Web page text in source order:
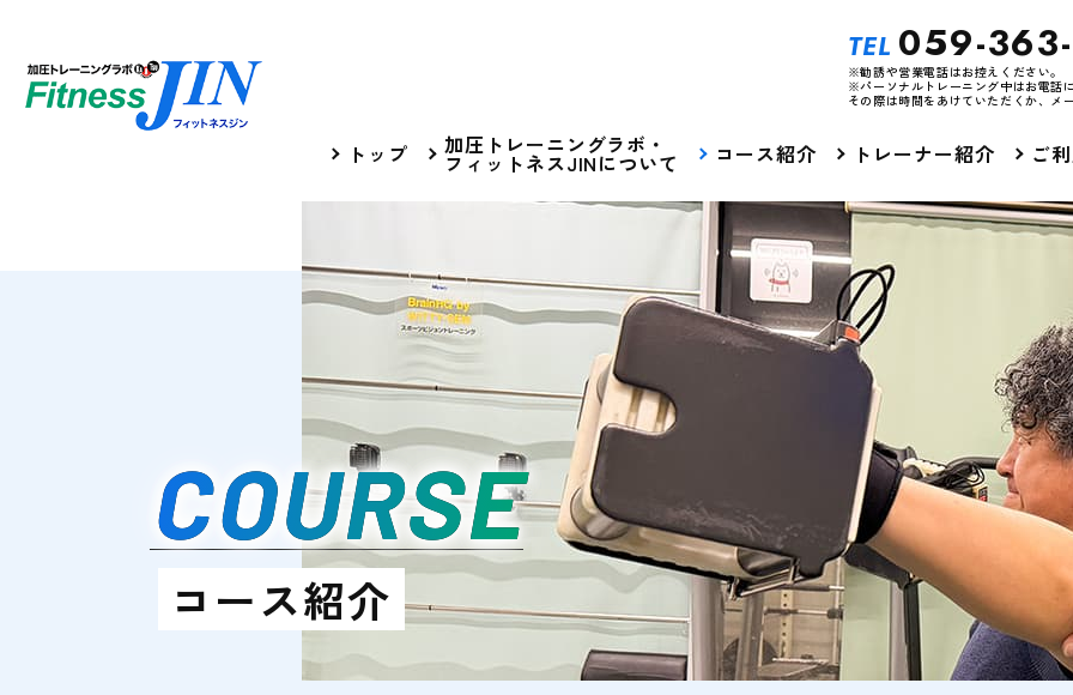
TEL 059-
※勧誘や営業電話はお控えください。
※パーソナルトレーニング中はお電話
その際は時間をあけていただくか、メ
トップ 加圧トレーニングラボ・
フィットネスJINについて コース紹介 トレーナー紹介 ご
COURSE
コース紹介